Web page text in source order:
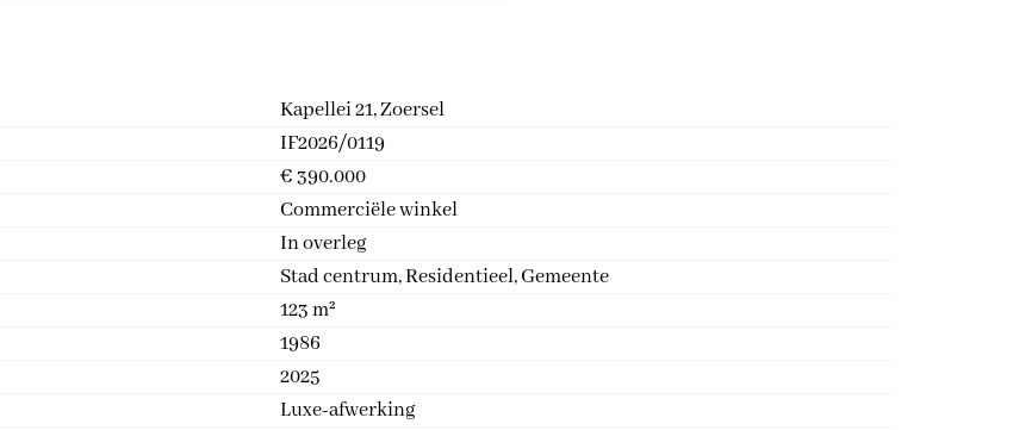
Kapellei 21, Zoersel
IF2026/0119
€ 390.000
Commerciële winkel
In overleg
Stad centrum, Residentieel, Gemeente
123 m²
1986
2025
Luxe-afwerking